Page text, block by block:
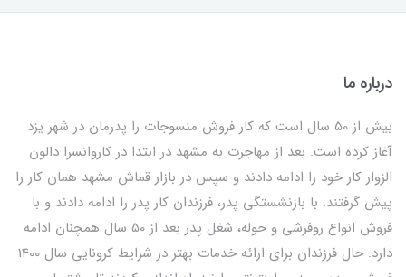
درباره ما
بیش از 50 سال است که کار فروش منسوجات را پدرمان در شهر یزد
آغاز کرده است. بعد از مهاجرت به مشهد در ابتدا در کاروانسرا دالون
الزوار کار خود را ادامه دادند و سپس در بازار قماش مشهد همان کار را
پیش گرفتند. با بازنشستگی پدر، فرزندان کار پدر را ادامه دادند و با
فروش انواع روفرشی و حوله، شغل پدر بعد از 50 سال همچنان ادامه
دارد. حال فرزندان برای ارائه خدمات بهتر در شرایط کرونایی سال 1400